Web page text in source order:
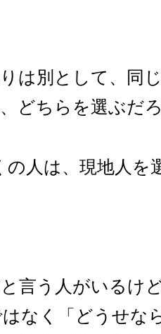
は別として、同
どちらを選ぶだ
人は、現地人を
言う人がいるけ
なく「どうせな